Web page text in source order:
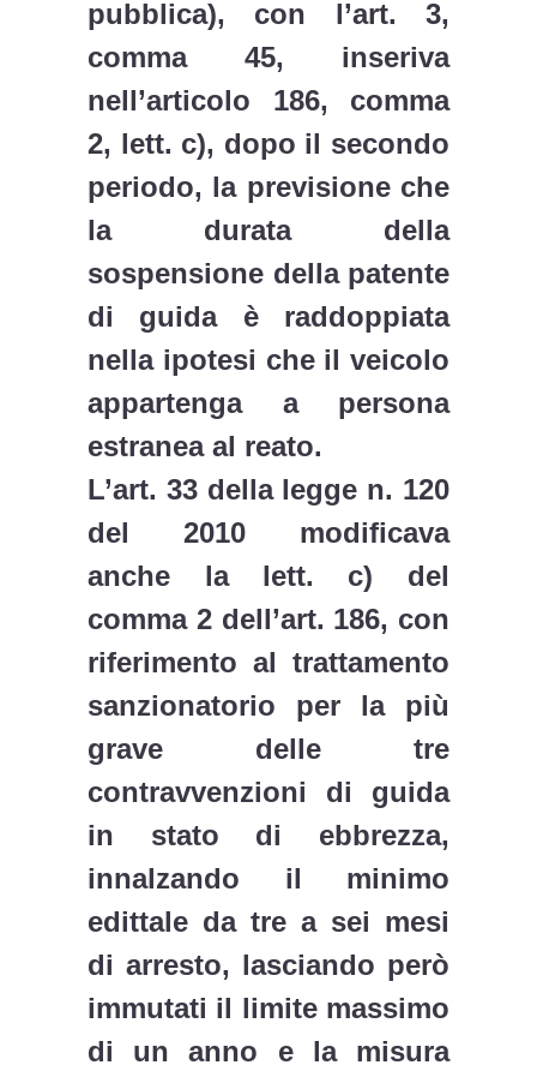
pubblica), con l’art. 3,
comma 45, inseriva
nell’articolo 186, comma
2, lett. c), dopo il secondo
periodo, la previsione che
la durata della
sospensione della patente
di guida è raddoppiata
nella ipotesi che il veicolo
appartenga a persona
estranea al reato.
L’art. 33 della legge n. 120
del 2010 modificava
anche la lett. c) del
comma 2 dell’art. 186, con
riferimento al trattamento
sanzionatorio per la più
grave delle tre
contravvenzioni di guida
in stato di ebbrezza,
innalzando il minimo
edittale da tre a sei mesi
di arresto, lasciando però
immutati il limite massimo
di un anno e la misura